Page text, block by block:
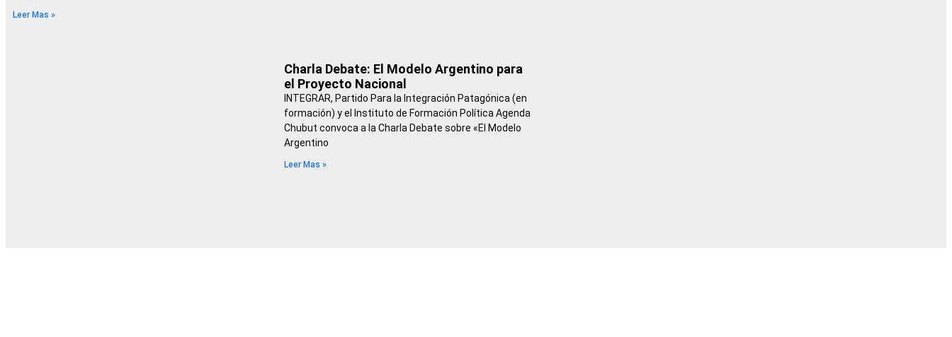
Leer Mas »
Charla Debate: El Modelo Argentino para
el Proyecto Nacional
INTEGRAR, Partido Para la Integración Patagónica (en
formación) y el Instituto de Formación Política Agenda
Chubut convoca a la Charla Debate sobre «El Modelo
Argentino
Leer Mas »